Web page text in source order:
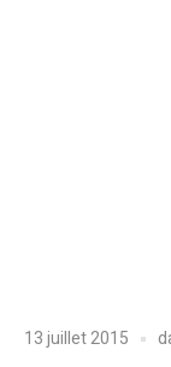
13 juillet 2015